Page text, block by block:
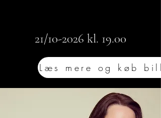
21/10-2026 kl. 19.00
Læs mere og køb